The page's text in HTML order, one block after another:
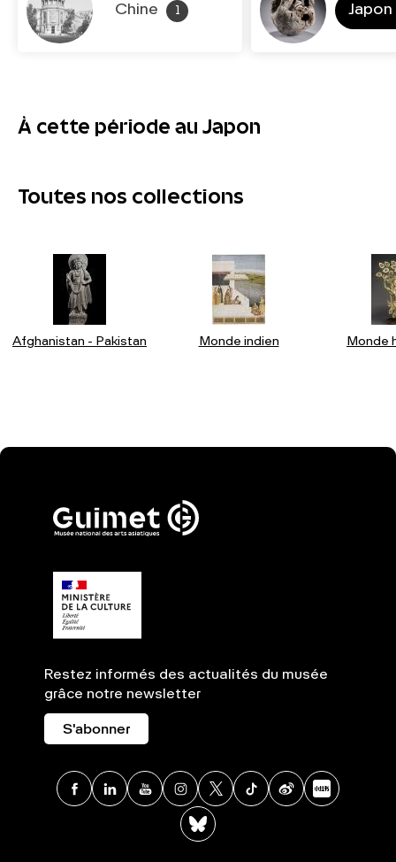
Chine Japon
À cette période au Japon
Toutes nos collections
Afghanistan - Pakistan Monde indien Monde
Restez informés des actualités du musée
grâce notre newsletter
S'abonner
Facebook
LinkedinYoutubeInstagram
X TikTokWeibo